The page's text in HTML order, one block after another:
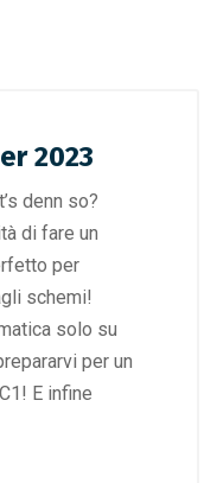
2023
denn so?
di fare un
per
schemi!
solo su
per un
E infine